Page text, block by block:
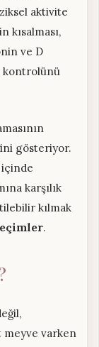
aktivite
kısalması,
ve D
kontrolünü
gösteriyor.
karşılık
kılmak
.
meyve varken